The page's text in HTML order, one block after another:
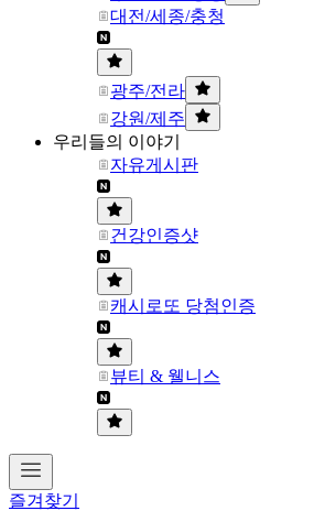
대전/세종/충청
광주/전라
강원/제주
우리들의 이야기
자유게시판
건강인증샷
캐시로또 당첨인증
뷰티 & 웰니스
즐겨찾기